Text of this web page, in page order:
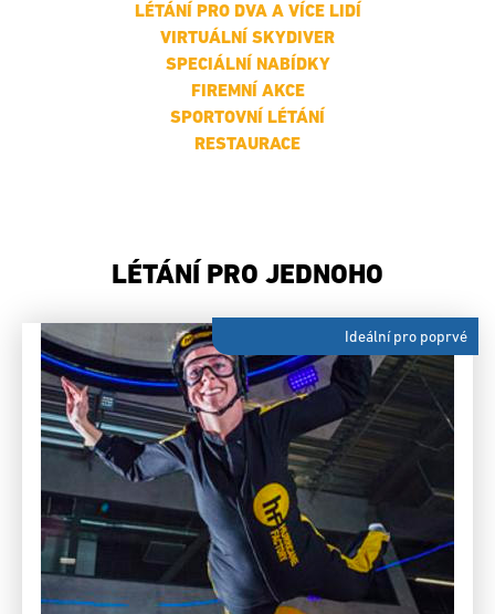
LÉTÁNÍ PRO DVA A VÍCE LIDÍ
VIRTUÁLNÍ SKYDIVER
SPECIÁLNÍ NABÍDKY
FIREMNÍ AKCE
SPORTOVNÍ LÉTÁNÍ
RESTAURACE
LÉTÁNÍ PRO JEDNOHO
Ideální pro poprvé